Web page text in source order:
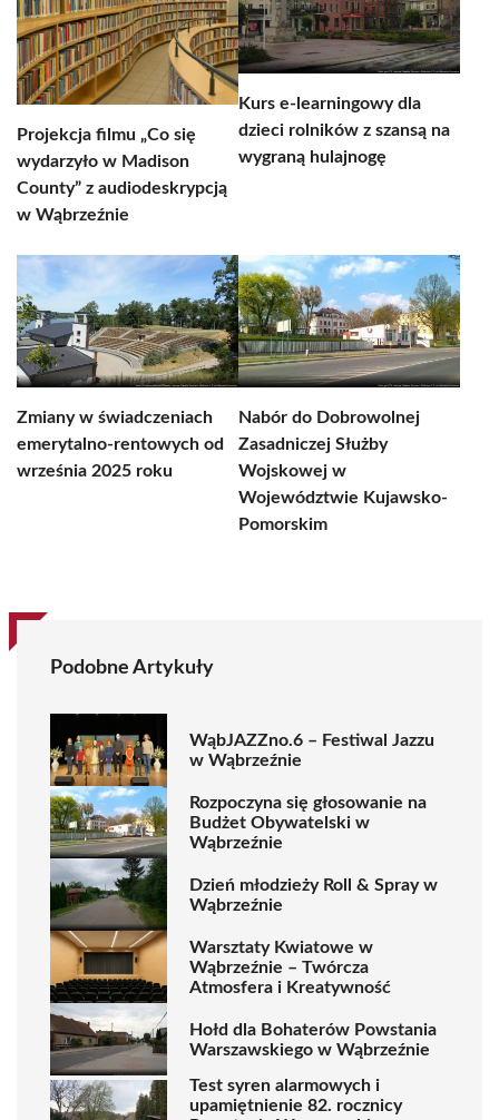
Projekcja filmu „Co się
wydarzyło w Madison
County” z audiodeskrypcją
w Wąbrzeźnie
Kurs e-learningowy dla
dzieci rolników z szansą na
wygraną hulajnogę
Zmiany w świadczeniach
emerytalno-rentowych od
września 2025 roku
Nabór do Dobrowolnej
Zasadniczej Służby
Wojskowej w
Województwie Kujawsko-
Pomorskim
Podobne Artykuły
WąbJAZZno.6 – Festiwal Jazzu
w Wąbrzeźnie
Rozpoczyna się głosowanie na
Budżet Obywatelski w
Wąbrzeźnie
Dzień młodzieży Roll & Spray w
Wąbrzeźnie
Warsztaty Kwiatowe w
Wąbrzeźnie – Twórcza
Atmosfera i Kreatywność
Hołd dla Bohaterów Powstania
Warszawskiego w Wąbrzeźnie
Test syren alarmowych i
upamiętnienie 82. rocznicy